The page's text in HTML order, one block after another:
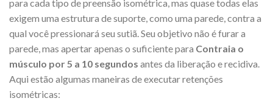
para cada tipo de preensão isométrica, mas quase todas elas
exigem uma estrutura de suporte, como uma parede, contra a
qual você pressionará seu sutiã. Seu objetivo não é furar a
parede, mas apertar apenas o suficiente para Contraia o
músculo por 5 a 10 segundos antes da liberação e recidiva.
Aqui estão algumas maneiras de executar retenções
isométricas: